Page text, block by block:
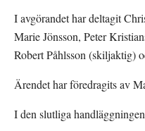
I avgörandet har deltagit
Marie Jönsson, Peter
Robert Påhlsson (skiljaktig)
Ärendet har föredragits av
I den slutliga